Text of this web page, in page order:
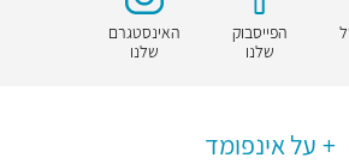
הפייסבוק
שלנו
האינסטגרם
שלנו
על אינפומד